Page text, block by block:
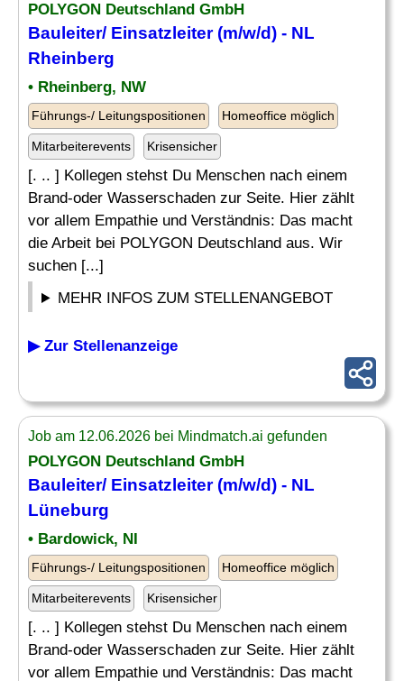
POLYGON Deutschland GmbH
Bauleiter/ Einsatzleiter(m/w/d) - NL
Rheinberg
• Rheinberg, NW
Führungs-/ Leitungspositionen Homeoffice möglich
Mitarbeiterevents Krisensicher
[. .. ] Kollegen stehst Du Menschen nach einem
Brand-oder Wasserschaden zur Seite. Hier zählt
vor allem Empathie und Verständnis: Das macht
die Arbeit bei POLYGON Deutschland aus. Wir
suchen [...]
MEHR INFOS ZUM STELLENANGEBOT
▶ Zur Stellenanzeige
Job am 12.06.2026 bei Mindmatch.ai gefunden
POLYGON Deutschland GmbH
Bauleiter/ Einsatzleiter(m/w/d) - NL
Lüneburg
• Bardowick, NI
Führungs-/ Leitungspositionen Homeoffice möglich
Mitarbeiterevents Krisensicher
[. .. ] Kollegen stehst Du Menschen nach einem
Brand-oder Wasserschaden zur Seite. Hier zählt
vor allem Empathie und Verständnis: Das macht